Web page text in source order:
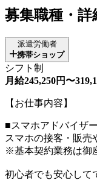
募集職種・詳
派遣労働者
携帯ショップ
シフト制
月給245,250円〜
【お仕事内容】
■スマホアドバイザ
スマホの接客・販売
※基本契約業務は御
初心者でも安心して